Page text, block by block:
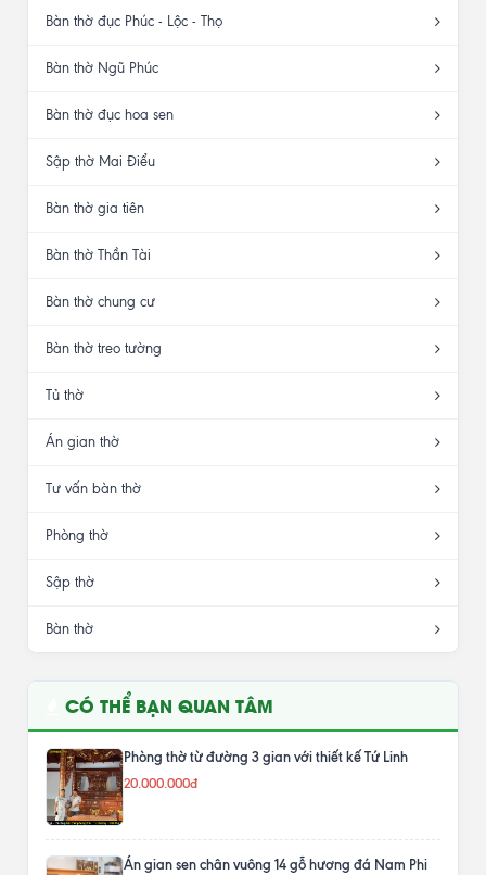
Bàn thờ đục Phúc - Lộc - Thọ
Bàn thờ Ngũ Phúc
Bàn thờ đục hoa sen
Sập thờ Mai Điểu
Bàn thờ gia tiên
Bàn thờ Thần Tài
Bàn thờ chung cư
Bàn thờ treo tường
Tủ thờ
Án gian thờ
Tư vấn bàn thờ
Phòng thờ
Sập thờ
Bàn thờ
CÓ THỂ BẠN QUAN TÂM
Phòng thờ từ đường 3 gian với thiết kế Tứ Linh
20.000.000đ
Án gian sen chân vuông 14 gỗ hương đá Nam Phi